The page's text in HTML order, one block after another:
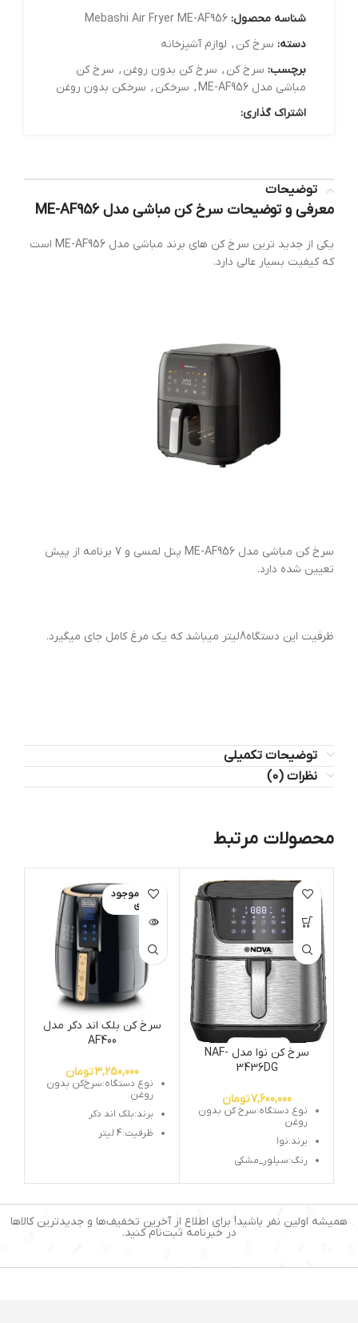
شناسه محصول: Mebashi Air Fryer ME-AF956
دسته: سرخ کن , لوازم آشپزخانه
برچسب: سرخ کن , سرخ کن بدون روغن , سرخ کن
مباشی مدل ME-AF956
, سرخکن , سرخکن بدون روغن
اشتراک گذاری:
توضیحات
معرفی و توضیحات سرخ کن مباشی مدل ME-AF956
یکی از جدید ترین سرخ کن های برند مباشی مدل ME-AF956 است
که کیفیت بسیار عالی دارد.
سرخ کن مباشی مدل ME-AF956 پنل لمسی و 7 برنامه از پیش
تعیین شده دارد.
ظرفیت این دستگاه8لیتر میباشد که یک مرغ کامل جای میگیرد.
توضیحات تکمیلی
نظرات (0)
محصولات مرتبط
سرخ کن نوا مدل NAF-
3436DG
7,600,000تومان
نوع دستگاه:سرخ کن بدون
روغن
برند:نوا
رنگ:سیلور_مشکی
توان مصرفی:1800وات
برنامه های از پیش تعیین
تعداد برنامه:8برنامه پخت
اتمام موجود
ی
سرخ کن بلک اند دکر مدل
AF400
3,250,000تومان
نوع دستگاه:سرخ‌کن بدون
روغن
برند:بلک اند دکر
ظرفیت:4 لیتر
دارد
درجه حرارت از 80 تا 200 درجه
دارای تایمر با قابلیت تنظیم
تا 60 دقیقه:دارد
همیشه اولین نفر باشید! برای اطلاع از آخرین تخفیف‌ها و جدیدترین کالاها
در خبرنامه ثبت‌نام کنید.